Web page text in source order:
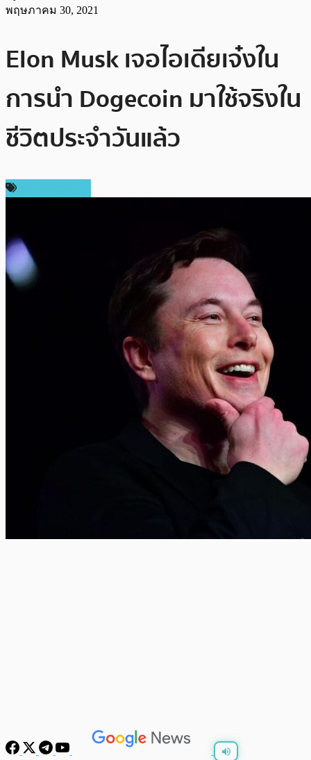
พฤษภาคม 30, 2021
Elon Musk เจอไอเดียเจ๋งใน
การนำ Dogecoin มาใช้จริงใน
ชีวิตประจำวันแล้ว